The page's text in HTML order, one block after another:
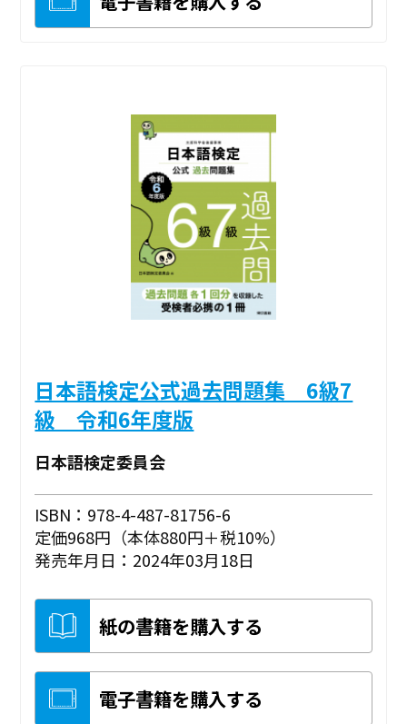
日本語検定公式過去問題集 6級7
級 令和6年度版
日本語検定委員会
ISBN：978-4-487-81756-6
定価968円（本体880円＋税10%）
発売年月日：2024年03月18日
紙の書籍を購入する
電子書籍を購入する